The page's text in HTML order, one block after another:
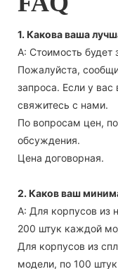
1. Какова ваша
А: Стоимость будет
Пожалуйста,
запроса. Если у
свяжитесь с нами.
По вопросам цен,
обсуждения.
Цена договорная.
2. Каков ваш
А: Для корпусов из
200 штук каждой
Для корпусов из
модели, по 100